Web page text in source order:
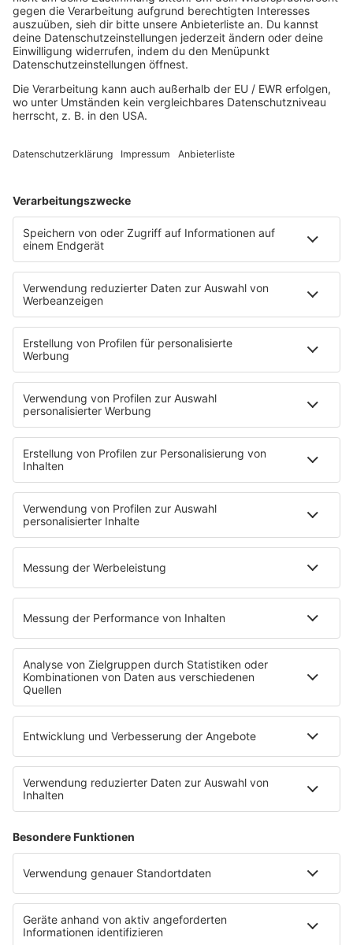
MUSIK
Unsere Musikstreams
Konzerte und Events
Comedy
Wetter
Verkehr
PODCASTS
Zufall: Wenn ein Moment alles verändert
Küsten-Köppe mit Frank Bremser
Blaulicht. Der Helfer-Podcast
Neues von der Märchenküste
Störche-Schnack. Der Holstein Kiel-Podcast
Politik verstehen... Der R.SH-Podcast mit Carsten Kock!
Jahrhundertgeschichten
Die R.SH Gemeindesongs
Der R.SH Telefonschreck
Familienfuchs: Der Erziehungspodcast
Schlank und Gesund mit Patric Heizmann
Brave & One: Der Beziehungs-Podcast
ShoreTime: Der Küstenschnack
Der Barbara Schöneberger-Podcast: Mit den Waffeln
einer Frau
MEIN R.SH
Empfang
R.SH-Shop
Werbung buchen
Häufige Fragen
Jobs bei R.SH
INFORMATION
Datenschutz
Datenschutzeinstellungen
Clubbedingungen
Teilnahmebedingungen
R.SH auf radioplayer.de